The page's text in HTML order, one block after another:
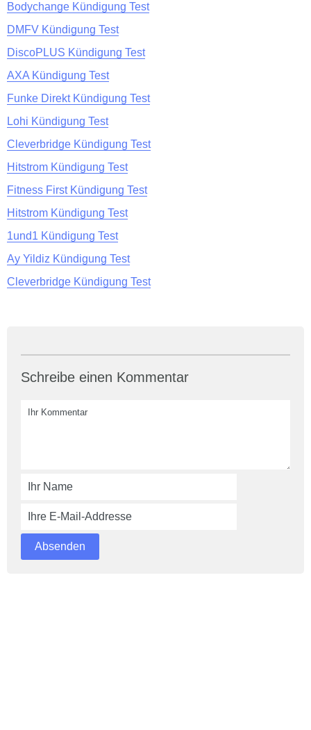
Bodychange Kündigung Test
DMFV Kündigung Test
DiscoPLUS Kündigung Test
AXA Kündigung Test
Funke Direkt Kündigung Test
Lohi Kündigung Test
Cleverbridge Kündigung Test
Hitstrom Kündigung Test
Fitness First Kündigung Test
Hitstrom Kündigung Test
1und1 Kündigung Test
Ay Yildiz Kündigung Test
Cleverbridge Kündigung Test
Schreibe einen Kommentar